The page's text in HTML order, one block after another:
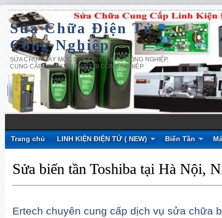
Sửa Chữa Điện Tử
Công Nghiệp
SỬA CHỮA MÁY MÓC THIẾT BỊ ĐIỆN TỬ CÔNG NGHIỆP,
CUNG CẤP LINH KIỆN THIẾT BỊ CÔNG NGHIỆP
Trang chủ LINH KIỆN ĐIỆN TỬ ( NEW) Biến Tần
Sửa biến tần Toshiba tại Hà Nội,
Ertech chuyên cung cấp dịch vụ sửa chữa